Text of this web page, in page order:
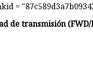
=
de transmisión